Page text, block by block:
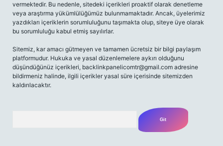
vermektedir. Bu nedenle, sitedeki içerikleri proaktif olarak denetleme
veya araştırma yükümlülüğümüz bulunmamaktadır. Ancak, üyelerimiz
yazdıkları içeriklerin sorumluluğunu taşımakta olup, siteye üye olarak
bu sorumluluğu kabul etmiş sayılırlar.
Sitemiz, kar amacı gütmeyen ve tamamen ücretsiz bir bilgi paylaşım
platformudur. Hukuka ve yasal düzenlemelere aykırı olduğunu
düşündüğünüz içerikleri, backlinkpanelicomtr@gmail.com adresine
bildirmeniz halinde, ilgili içerikler yasal süre içerisinde sitemizden
kaldırılacaktır.